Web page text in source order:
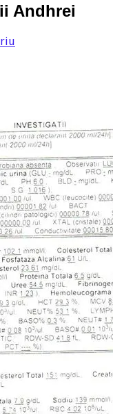
Andhrei